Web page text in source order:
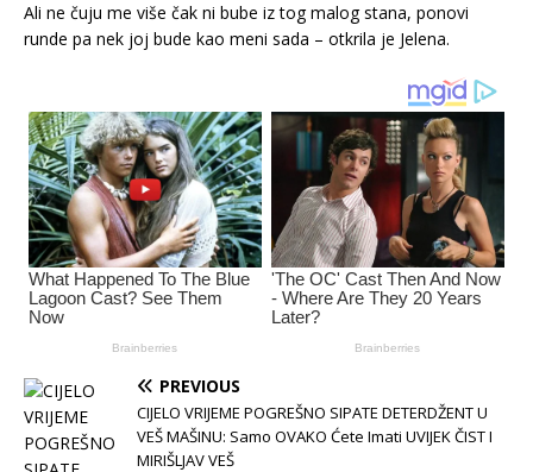
Ali ne čuju me više čak ni bube iz tog malog stana, ponovi
runde pa nek joj bude kao meni sada – otkrila je Jelena.
PREVIOUS
CIJELO VRIJEME POGREŠNO SIPATE DETERDŽENT U
VEŠ MAŠINU: Samo OVAKO Ćete Imati UVIJEK ČIST I
MIRIŠLJAV VEŠ